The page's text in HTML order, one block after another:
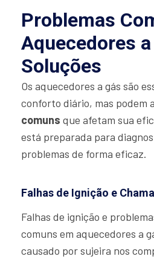
Problemas
Aquecedores a
Soluções
Os aquecedores a gás são
conforto diário, mas podem
comuns que afetam sua
está preparada para
problemas de forma eficaz.
Falhas de Ignição e Chama
Falhas de ignição e
comuns em aquecedores a
causado por sujeira nos